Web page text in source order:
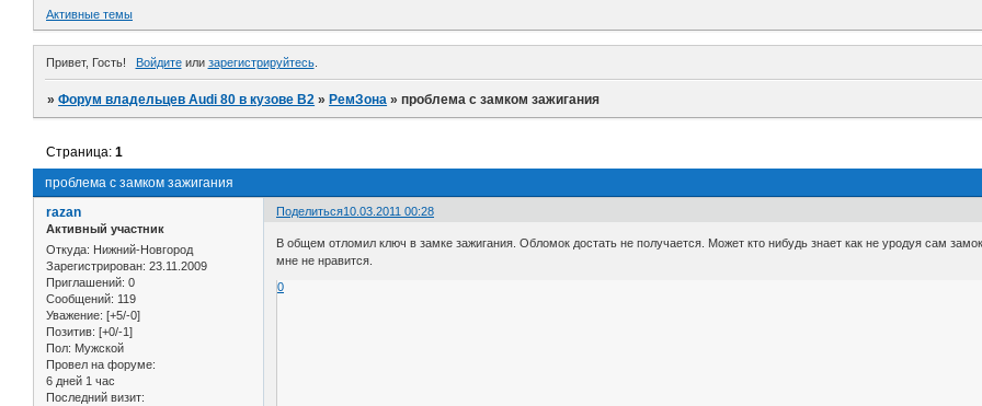
Активные темы
Привет, Гость! Войдитеили зарегистрируйтесь.
»Форум владельцев Audi 80 в кузове В2 »РемЗона »проблема с замком зажигания
проблема с замком зажигания
Страница:1
Поделиться10.03.2011 00:28
razan
Активный участник
Откуда: Нижний-Новгород
Зарегистрирован: 23.11.2009
Приглашений: 0
Сообщений: 119
Уважение: [+5/-0]
Позитив: [+0/-1]
Пол: Мужской
Провел на форуме:
6 дней 1 час
Последний визит:
В общем отломил ключ в замке зажигания. Обломок достать не получается. Может кто нибудь знает как не уродуя сам
мне не нравится.
0